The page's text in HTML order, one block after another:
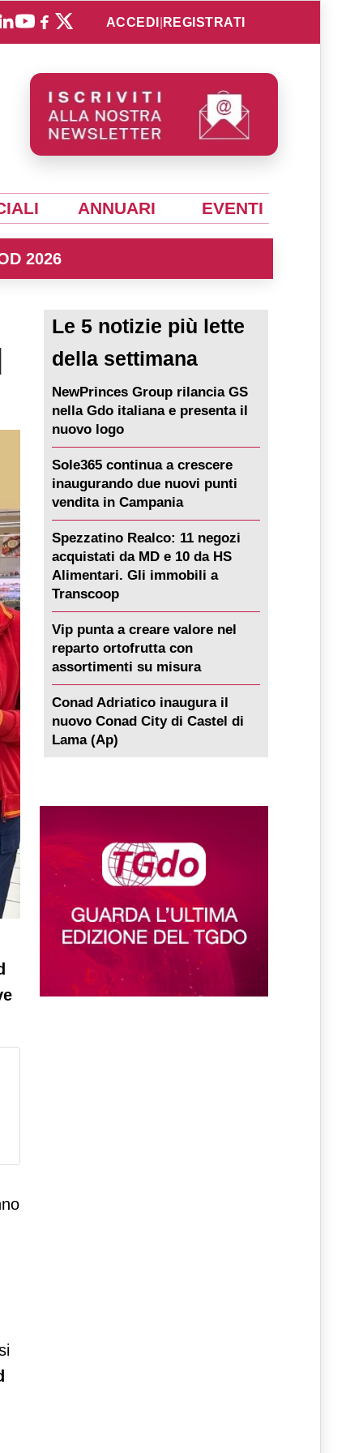
ACCEDI REGISTRATI
ANNUARI EVENTI
2026
Le 5 notizie più lette
della settimana
NewPrinces Group rilancia GS
nella Gdo italiana e presenta il
nuovo logo
Sole365 continua a crescere
inaugurando due nuovi punti
vendita in Campania
Spezzatino Realco: 11 negozi
acquistati da MD e 10 da HS
Alimentari. Gli immobili a
Transcoop
Vip punta a creare valore nel
reparto ortofrutta con
assortimenti su misura
Conad Adriatico inaugura il
nuovo Conad City di Castel di
Lama (Ap)